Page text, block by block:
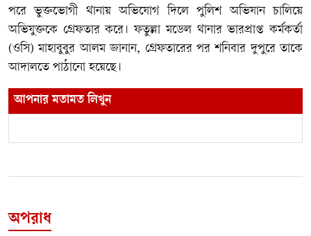
পরে ভুক্তভোগী থানায় অভিযোগ দিলে পুলিশ অভিযান চালিয়ে
অভিযুক্তকে গ্রেফতার করে। ফতুল্লা মডেল থানার ভারপ্রাপ্ত কর্মকর্তা
(ওসি) মাহাবুবুর আলম জানান, গ্রেফতারের পর শনিবার দুপুরে তাকে
আদালতে পাঠানো হয়েছে।
আপনার মতামত লিখুন
অপরাধ